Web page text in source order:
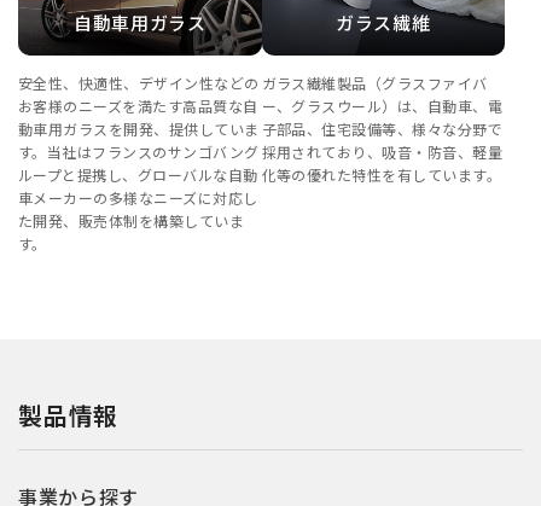
自動車用ガラス
安全性、快適性、デザイン性などの
お客様のニーズを満たす高品質な自
動車用ガラスを開発、提供していま
す。当社はフランスのサンゴバング
ループと提携し、グローバルな自動
車メーカーの多様なニーズに対応し
た開発、販売体制を構築していま
す。
ガラス繊維
ガラス繊維製品（グラスファイバ
ー、グラスウール）は、自動車、電
子部品、住宅設備等、様々な分野で
採用されており、吸音・防音、軽量
化等の優れた特性を有しています。
製品情報
事業から探す